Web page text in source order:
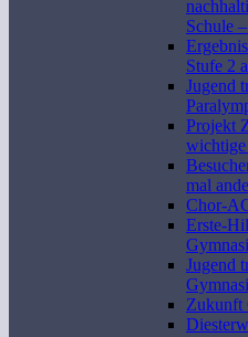
Schule
Stufe 2
Jugend
Projekt
wichtige
mal
Chor-
Erste-
Jugend
Zukunft